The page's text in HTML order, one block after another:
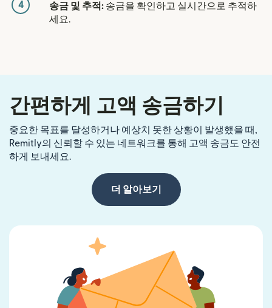
4 송금 및 추적: 송금을 확인하고 실시간으로 추적하
세요.
간편하게 고액 송금하기
중요한 목표를 달성하거나 예상치 못한 상황이 발생했을 때,
Remitly의 신뢰할 수 있는 네트워크를 통해 고액 송금도 안전
하게 보내세요.
더 알아보기